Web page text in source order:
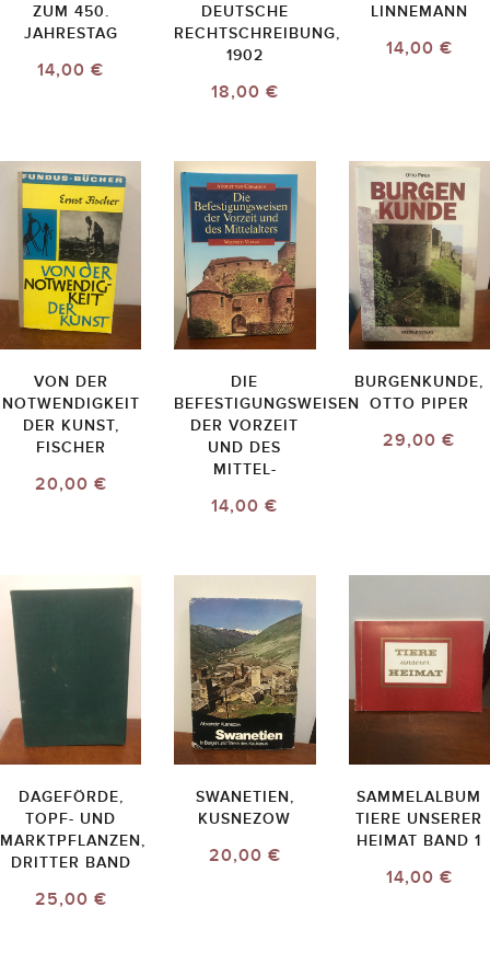
ZUM 450.
JAHRESTAG
14,00 €
DEUTSCHE
RECHTSCHREIBUNG,
1902
18,00 €
LINNEMANN
14,00 €
VON DER
NOTWENDIGKEIT
DER KUNST,
FISCHER
20,00 €
DIE
BEFESTIGUNGSWEISEN
DER VORZEIT
UND DES
MITTEL-
14,00 €
BURGENKUNDE,
OTTO PIPER
29,00 €
DAGEFÖRDE,
TOPF- UND
MARKTPFLANZEN,
DRITTER BAND
25,00 €
SWANETIEN,
KUSNEZOW
20,00 €
SAMMELALBUM
TIERE UNSERER
HEIMAT BAND 1
14,00 €